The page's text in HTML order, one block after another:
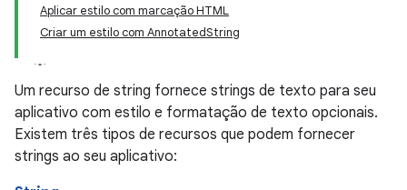
Aplicar estilo com marcação HTML
Criar um estilo com AnnotatedString
Um recurso de string fornece strings de texto para seu
aplicativo com estilo e formatação de texto opcionais.
Existem três tipos de recursos que podem fornecer
strings ao seu aplicativo: